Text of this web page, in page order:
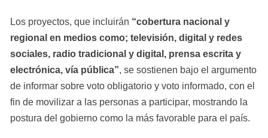
Los proyectos, que incluirán “cobertura nacional y
regional en medios como; televisión, digital y redes
sociales, radio tradicional y digital, prensa escrita y
electrónica, vía pública”, se sostienen bajo el argumento
de informar sobre voto obligatorio y voto informado, con el
fin de movilizar a las personas a participar, mostrando la
postura del gobierno como la más favorable para el país.